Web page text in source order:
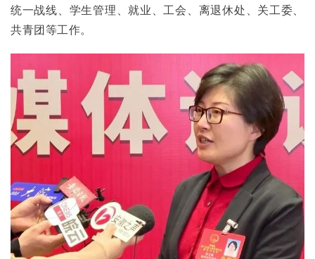
统一战线、学生管理、就业、工会、离退休处、关工委、
共青团等工作。